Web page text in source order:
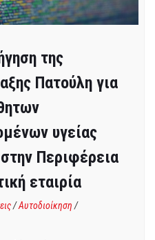
της
Πατούλη για
υγείας
Περιφέρεια
εταιρία
/Αυτοδιοίκηση /